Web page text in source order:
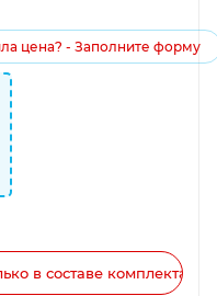
цена? - Заполните форму
в составе комплекта!